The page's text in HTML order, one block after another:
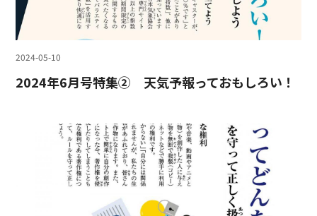
2024-05-10
2024年6月号特集② 天気予報っておもしろい！